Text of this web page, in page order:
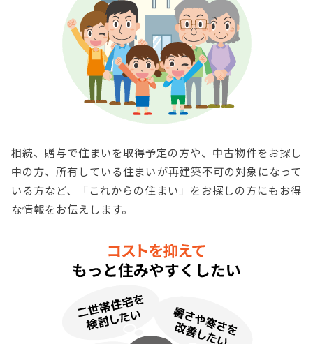
相続、贈与で住まいを取得予定の方や、中古物件をお探し
中の方、所有している住まいが再建築不可の対象になって
いる方など、「これからの住まい」をお探しの方にもお得
な情報をお伝えします。